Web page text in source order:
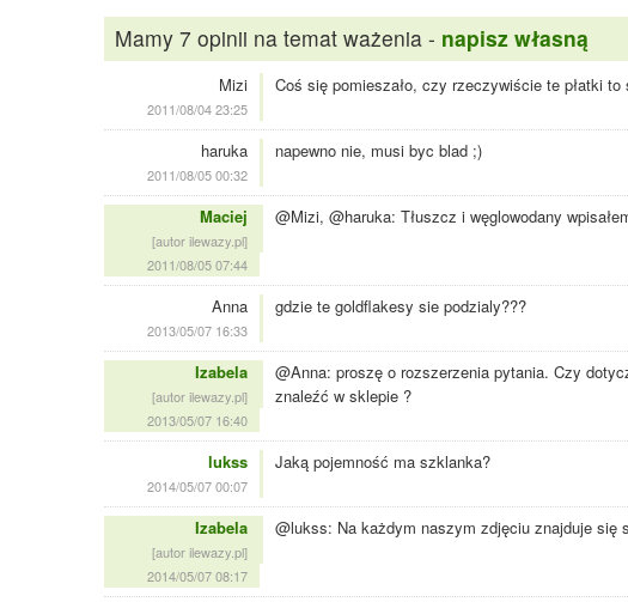
Mamy 7 opinii na temat ważenia - napisz własną
Mizi
2011/08/04 23:25
Coś się pomieszało, czy rzeczywiście te płatki to
haruka
2011/08/05 00:32
napewno nie, musi byc blad ;)
Maciej
[autor ilewazy.pl]
2011/08/05 07:44
@Mizi, @haruka: Tłuszcz i węglowodany
Anna
2013/05/07 16:33
gdzie te goldflakesy sie podzialy???
Izabela
[autor ilewazy.pl]
2013/05/07 16:40
@Anna: proszę o rozszerzenia pytania. Czy
znaleźć w sklepie ?
lukss
2014/05/07 00:07
Jaką pojemność ma szklanka?
Izabela
[autor ilewazy.pl]
2014/05/07 08:17
@lukss: Na każdym naszym zdjęciu znajduje się